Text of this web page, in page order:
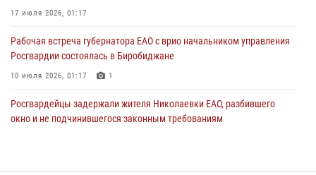
17 июля 2026, 01:17
Рабочая встреча губернатора ЕАО с врио начальником управления
Росгвардии состоялась в Биробиджане
10 июля 2026, 01:17 1
Росгвардейцы задержали жителя Николаевки ЕАО, разбившего
окно и не подчинившегося законным требованиям